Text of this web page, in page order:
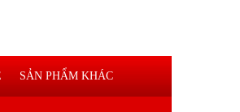
SẢN PHẨM KHÁC